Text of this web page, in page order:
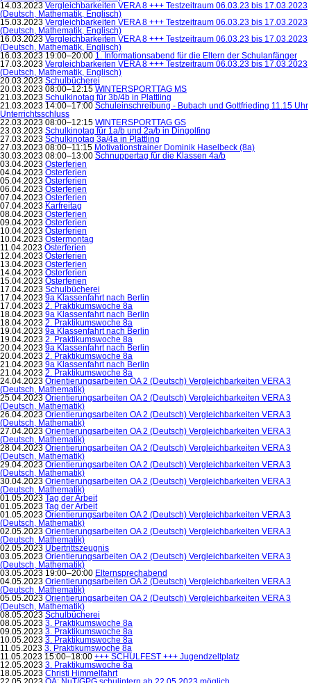
14.03.2023 Vergleichbarkeiten VERA 8 +++ Testzeitraum 06.03.23 bis 17.03.2023
(Deutsch, Mathematik, Englisch)
15.03.2023 Vergleichbarkeiten VERA 8 +++ Testzeitraum 06.03.23 bis 17.03.2023
(Deutsch, Mathematik, Englisch)
16.03.2023 Vergleichbarkeiten VERA 8 +++ Testzeitraum 06.03.23 bis 17.03.2023
(Deutsch, Mathematik, Englisch)
16.03.2023 19:00–20:00 1. Informationsabend für die Eltern der Schulanfänger
17.03.2023 Vergleichbarkeiten VERA 8 +++ Testzeitraum 06.03.23 bis 17.03.2023
(Deutsch, Mathematik, Englisch)
20.03.2023 Schulbücherei
20.03.2023 08:00–12:15 WINTERSPORTTAG MS
21.03.2023 Schulkinotag für 3b/4b in Plattling
21.03.2023 14:00–17:00 Schuleinschreibung - Bubach und Gottfrieding 11.15 Uhr
Unterrichtsschluss
22.03.2023 08:00–12:15 WINTERSPORTTAG GS
23.03.2023 Schulkinotag für 1a/b und 2a/b in Dingolfing
27.03.2023 Schulkinotag 3a/4a in Plattling
27.03.2023 08:00–11:15 Motivationstrainer Dominik Haselbeck (8a)
30.03.2023 08:00–13:00 Schnuppertag für die Klassen 4a/b
03.04.2023 Osterferien
04.04.2023 Osterferien
05.04.2023 Osterferien
06.04.2023 Osterferien
07.04.2023 Osterferien
07.04.2023 Karfreitag
08.04.2023 Osterferien
09.04.2023 Osterferien
10.04.2023 Osterferien
10.04.2023 Ostermontag
11.04.2023 Osterferien
12.04.2023 Osterferien
13.04.2023 Osterferien
14.04.2023 Osterferien
15.04.2023 Osterferien
17.04.2023 Schulbücherei
17.04.2023 9a Klassenfahrt nach Berlin
17.04.2023 2. Praktikumswoche 8a
18.04.2023 9a Klassenfahrt nach Berlin
18.04.2023 2. Praktikumswoche 8a
19.04.2023 9a Klassenfahrt nach Berlin
19.04.2023 2. Praktikumswoche 8a
20.04.2023 9a Klassenfahrt nach Berlin
20.04.2023 2. Praktikumswoche 8a
21.04.2023 9a Klassenfahrt nach Berlin
21.04.2023 2. Praktikumswoche 8a
24.04.2023 Orientierungsarbeiten OA 2 (Deutsch) Vergleichbarkeiten VERA 3
(Deutsch, Mathematik)
25.04.2023 Orientierungsarbeiten OA 2 (Deutsch) Vergleichbarkeiten VERA 3
(Deutsch, Mathematik)
26.04.2023 Orientierungsarbeiten OA 2 (Deutsch) Vergleichbarkeiten VERA 3
(Deutsch, Mathematik)
27.04.2023 Orientierungsarbeiten OA 2 (Deutsch) Vergleichbarkeiten VERA 3
(Deutsch, Mathematik)
28.04.2023 Orientierungsarbeiten OA 2 (Deutsch) Vergleichbarkeiten VERA 3
(Deutsch, Mathematik)
29.04.2023 Orientierungsarbeiten OA 2 (Deutsch) Vergleichbarkeiten VERA 3
(Deutsch, Mathematik)
30.04.2023 Orientierungsarbeiten OA 2 (Deutsch) Vergleichbarkeiten VERA 3
(Deutsch, Mathematik)
01.05.2023 Tag der Arbeit
01.05.2023 Tag der Arbeit
01.05.2023 Orientierungsarbeiten OA 2 (Deutsch) Vergleichbarkeiten VERA 3
(Deutsch, Mathematik)
02.05.2023 Orientierungsarbeiten OA 2 (Deutsch) Vergleichbarkeiten VERA 3
(Deutsch, Mathematik)
02.05.2023 Übertrittszeugnis
03.05.2023 Orientierungsarbeiten OA 2 (Deutsch) Vergleichbarkeiten VERA 3
(Deutsch, Mathematik)
03.05.2023 19:00–20:00 Elternsprechabend
04.05.2023 Orientierungsarbeiten OA 2 (Deutsch) Vergleichbarkeiten VERA 3
(Deutsch, Mathematik)
05.05.2023 Orientierungsarbeiten OA 2 (Deutsch) Vergleichbarkeiten VERA 3
(Deutsch, Mathematik)
08.05.2023 Schulbücherei
08.05.2023 3. Praktikumswoche 8a
09.05.2023 3. Praktikumswoche 8a
10.05.2023 3. Praktikumswoche 8a
11.05.2023 3. Praktikumswoche 8a
11.05.2023 15:00–18:00 +++ SCHULFEST +++ Jugendzeltplatz
12.05.2023 3. Praktikumswoche 8a
18.05.2023 Christi Himmelfahrt